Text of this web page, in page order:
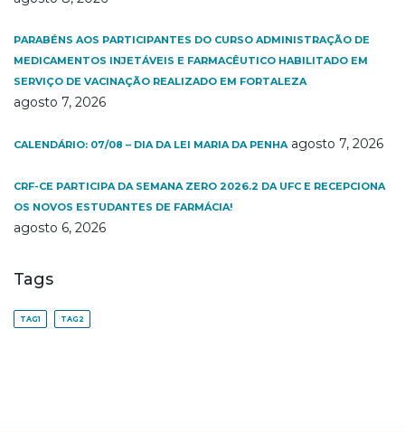
PARABÉNS AOS PARTICIPANTES DO CURSO ADMINISTRAÇÃO DE
MEDICAMENTOS INJETÁVEIS E FARMACÊUTICO HABILITADO EM
SERVIÇO DE VACINAÇÃO REALIZADO EM FORTALEZA
agosto 7, 2026
CALENDÁRIO: 07/08 – DIA DA LEI MARIA DA PENHA agosto 7, 2026
CRF-CE PARTICIPA DA SEMANA ZERO 2026.2 DA UFC E RECEPCIONA
OS NOVOS ESTUDANTES DE FARMÁCIA!
agosto 6, 2026
Tags
TAG1 TAG2